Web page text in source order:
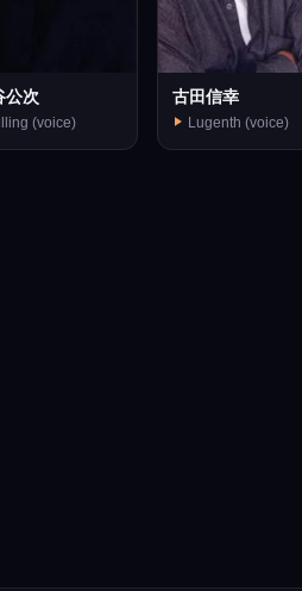
公次
(voice)
古田信幸
Lugenth (voice)